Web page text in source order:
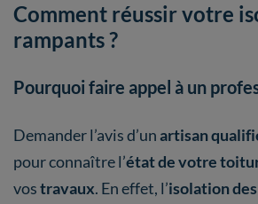
Comment réussir votre
rampants ?
Pourquoi faire appel à un
Demander l’avis d’unartisan
pour connaître l’état de votre
vostravaux. En effet, l’isolation